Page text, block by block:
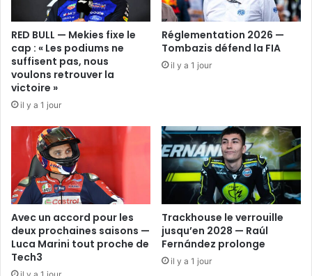
RED BULL — Mekies fixe le
cap : « Les podiums ne
suffisent pas, nous
voulons retrouver la
victoire »
il y a 1 jour
Réglementation 2026 —
Tombazis défend la FIA
il y a 1 jour
Avec un accord pour les
deux prochaines saisons —
Luca Marini tout proche de
Tech3
Trackhouse le verrouille
jusqu’en 2028 — Raúl
Fernández prolonge
il y a 1 jour